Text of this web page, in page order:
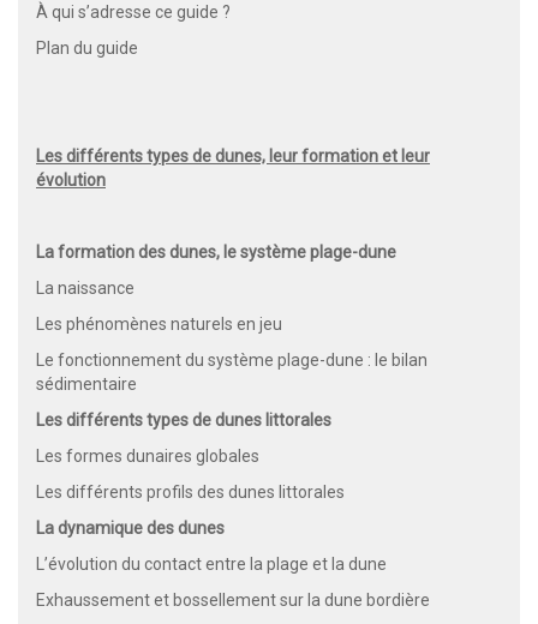
À qui s’adresse ce guide ?
Plan du guide
Les différents types de dunes, leur formation et leur
évolution
La formation des dunes, le système plage-dune
La naissance
Les phénomènes naturels en jeu
Le fonctionnement du système plage-dune : le bilan
sédimentaire
Les différents types de dunes littorales
Les formes dunaires globales
Les différents profils des dunes littorales
La dynamique des dunes
L’évolution du contact entre la plage et la dune
Exhaussement et bossellement sur la dune bordière